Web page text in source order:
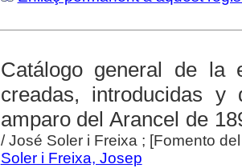
Catálogo general de la
creadas, introducidas y
amparo del Arancel de
/ José Soler i Freixa ; [Fomento
Soler i Freixa, Josep